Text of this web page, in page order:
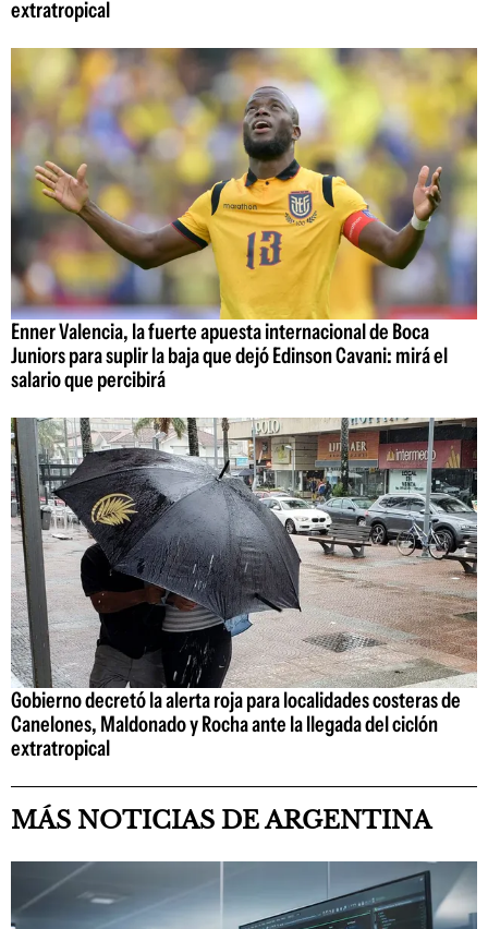
extratropical
Enner Valencia, la fuerte apuesta internacional de Boca
Juniors para suplir la baja que dejó Edinson Cavani: mirá el
salario que percibirá
Gobierno decretó la alerta roja para localidades costeras de
Canelones, Maldonado y Rocha ante la llegada del ciclón
extratropical
MÁS NOTICIAS DE ARGENTINA